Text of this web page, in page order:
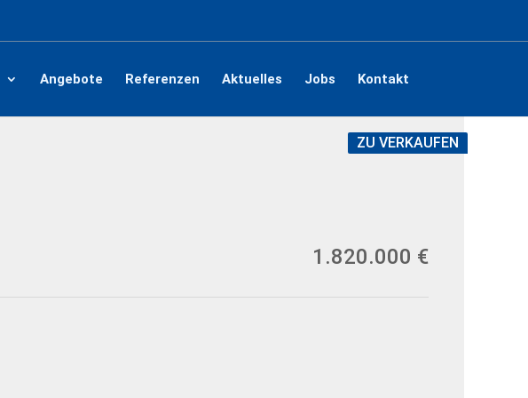
Angebote Referenzen Aktuelles Jobs Kontakt
ZU VERKAUFEN
1.820.000 €